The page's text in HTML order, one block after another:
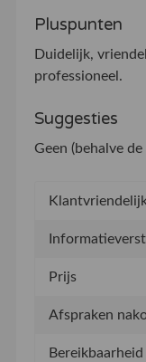
Pluspunten
Duidelijk,
professioneel.
Suggesties
Geen (behalve de
Prijs
Afspraken
Bereikbaarheid